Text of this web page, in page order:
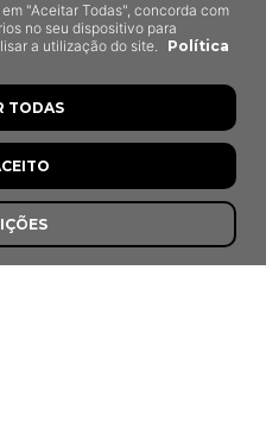
"Aceitar Todas", concorda com
no seu dispositivo para
a utilização do site.
Política
TODAS